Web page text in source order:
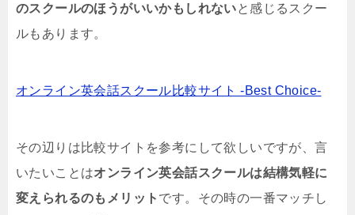
のスクールのほうがいいかもしれないと感じるスクー
ルもあります。
オンライン英会話スクール比較サイト -Best Choice-
その辺りは比較サイトを参考にして欲しいですが、言
いたいことはオンライン英会話スクールは結構気軽に
変えられるのもメリット です。その時の一番マッチし